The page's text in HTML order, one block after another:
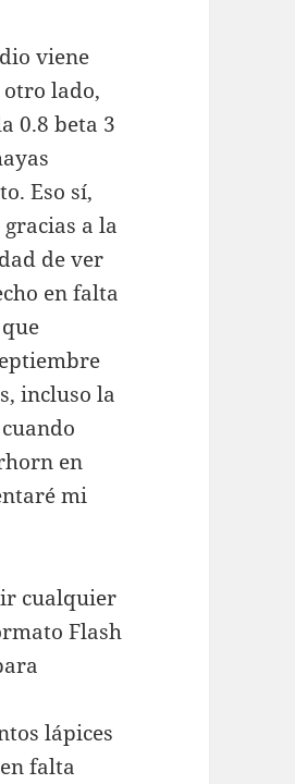
viene
otro lado,
0.8 beta 3
Eso sí,
a la
de ver
en falta
incluso la
en
mi
cualquier
Flash
lápices
falta